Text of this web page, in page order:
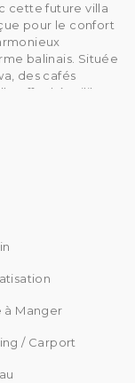
cette future villa
pour le confort
balinais. Située
des cafés
offre l'équilibre
intelligent dans
à Manger
/ Carport